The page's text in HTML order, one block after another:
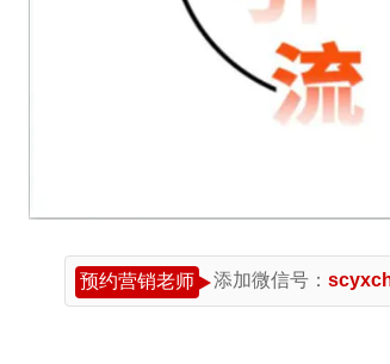
预约营销老师 添加微信号：